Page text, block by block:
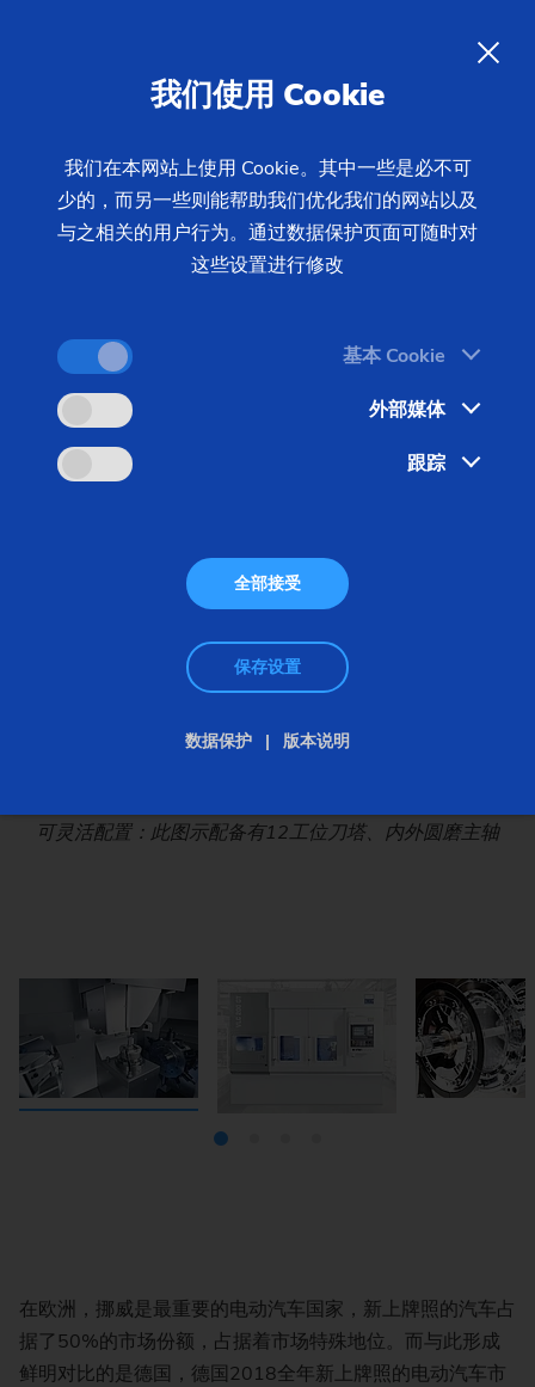
当今及未来驱动技术的灵活生产
解决方案
根据汽车管理中心（CAM）的数据报道，去年全球
销售的电动汽车首次超过200万辆。中国占全球电动
汽车需求的60%，是这一发展的主要驱动力。
可灵活配置：此图示配备有12工位刀塔、内外圆磨主轴
VLC 200 GT加工变速箱零部件
针对现代驱动技术的埃马克现代化生产解决方案
1中国的数据（取整数），包括商用车； 2中国、美国和挪
在欧洲，挪威是最重要的电动汽车国家，新上牌照的汽车占
据了50%的市场份额，占据着市场特殊地位。而与此形成
鲜明对比的是德国，德国2018全年新上牌照的电动汽车市
我们使用 Cookie
我们在本网站上使用 Cookie。其中一些是必不可
少的，而另一些则能帮助我们优化我们的网站以及
与之相关的用户行为。通过数据保护页面可随时对
这些设置进行修改
基本 Cookie
外部媒体
跟踪
全部接受
保存设置
数据保护 版本说明